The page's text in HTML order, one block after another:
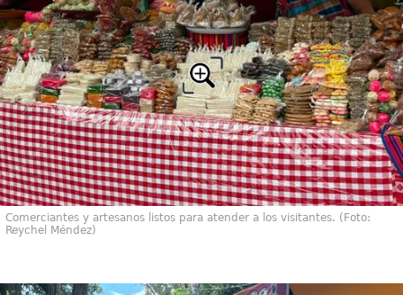
Comerciantes y artesanos listos para atender a los visitantes. (Foto:
Reychel Méndez)